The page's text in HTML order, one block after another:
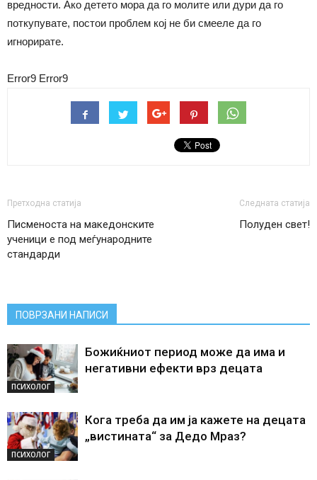
вредности. Ако детето мора да го молите или дури да го
поткупувате, постои проблем кој не би смееле да го
игнорирате.
Error9 Error9
Претходна статија
Писменоста на македонските
ученици е под меѓународните
стандарди
Следната статија
Полуден свет!
ПОВРЗАНИ НАПИСИ
ПСИХОЛОГ
Божиќниот период може да има и
негативни ефекти врз децата
ПСИХОЛОГ
Кога треба да им ја кажете на децата
„вистината“ за Дедо Мраз?